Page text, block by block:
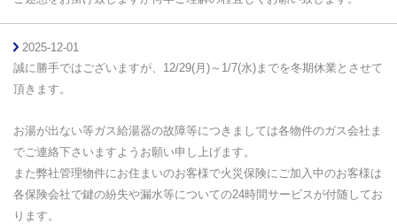
2025-12-01
誠に勝手ではございますが、12/29(月)～1/7(水)までを冬期休業とさせて
頂きます。
お湯が出ない等ガス給湯器の故障等につきましては各物件のガス会社ま
でご連絡下さいますようお願い申し上げます。
また弊社管理物件にお住まいのお客様で火災保険にご加入中のお客様は
各保険会社で鍵の紛失や漏水等についての24時間サービスが付随してお
ります。